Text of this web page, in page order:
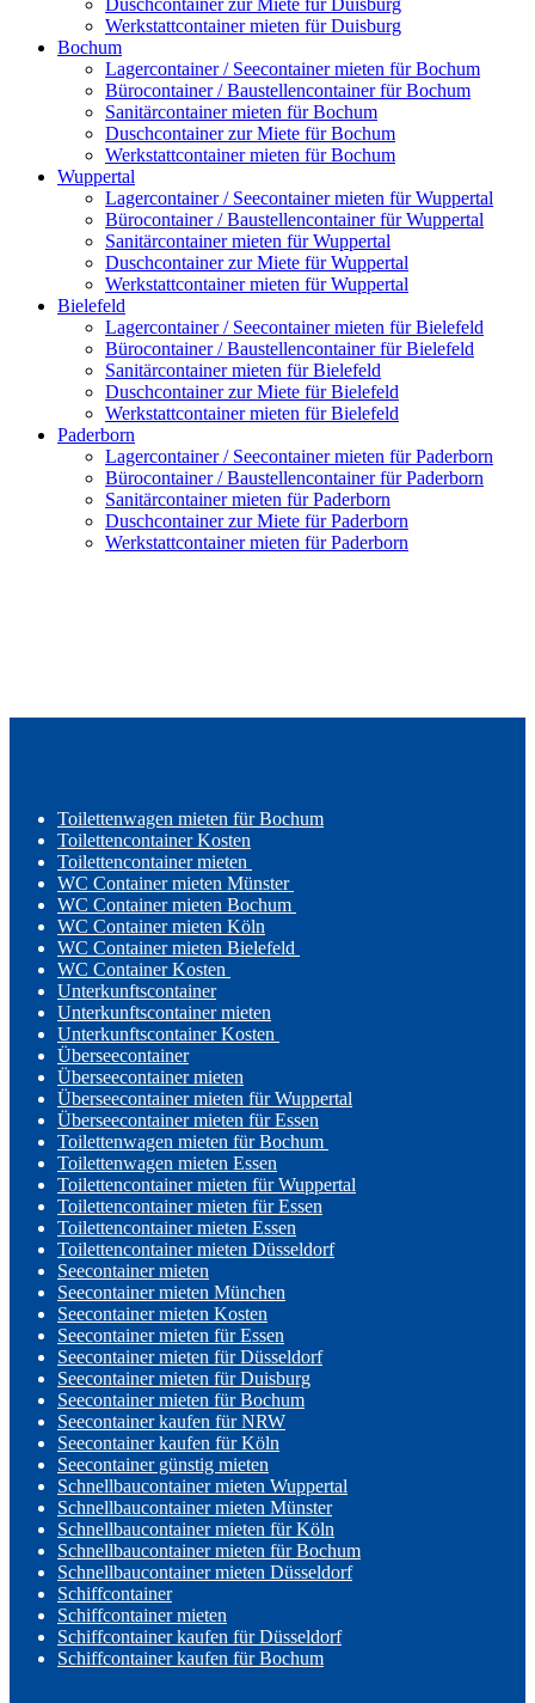
Werkstattcontainer mieten für Duisburg
Bochum
Lagercontainer / Seecontainer mieten für Bochum
Bürocontainer / Baustellencontainer für Bochum
Sanitärcontainer mieten für Bochum
Duschcontainer zur Miete für Bochum
Werkstattcontainer mieten für Bochum
Wuppertal
Lagercontainer / Seecontainer mieten für Wuppertal
Bürocontainer / Baustellencontainer für Wuppertal
Sanitärcontainer mieten für Wuppertal
Duschcontainer zur Miete für Wuppertal
Werkstattcontainer mieten für Wuppertal
Bielefeld
Lagercontainer / Seecontainer mieten für Bielefeld
Bürocontainer / Baustellencontainer für Bielefeld
Sanitärcontainer mieten für Bielefeld
Duschcontainer zur Miete für Bielefeld
Werkstattcontainer mieten für Bielefeld
Paderborn
Lagercontainer / Seecontainer mieten für Paderborn
Bürocontainer / Baustellencontainer für Paderborn
Sanitärcontainer mieten für Paderborn
Duschcontainer zur Miete für Paderborn
Werkstattcontainer mieten für Paderborn
Toilettenwagen mieten für Bochum
Toilettencontainer Kosten
Toilettencontainer mieten
WC Container mieten Münster
WC Container mieten Bochum
WC Container mieten Köln
WC Container mieten Bielefeld
WC Container Kosten
Unterkunftscontainer
Unterkunftscontainer mieten
Unterkunftscontainer Kosten
Überseecontainer
Überseecontainer mieten
Überseecontainer mieten für Wuppertal
Überseecontainer mieten für Essen
Toilettenwagen mieten für Bochum
Toilettenwagen mieten Essen
Toilettencontainer mieten für Wuppertal
Toilettencontainer mieten für Essen
Toilettencontainer mieten Essen
Toilettencontainer mieten Düsseldorf
Seecontainer mieten
Seecontainer mieten München
Seecontainer mieten Kosten
Seecontainer mieten für Essen
Seecontainer mieten für Düsseldorf
Seecontainer mieten für Duisburg
Seecontainer mieten für Bochum
Seecontainer kaufen für NRW
Seecontainer kaufen für Köln
Seecontainer günstig mieten
Schnellbaucontainer mieten Wuppertal
Schnellbaucontainer mieten Münster
Schnellbaucontainer mieten für Köln
Schnellbaucontainer mieten für Bochum
Schnellbaucontainer mieten Düsseldorf
Schiffcontainer
Schiffcontainer mieten
Schiffcontainer kaufen für Düsseldorf
Schiffcontainer kaufen für Bochum